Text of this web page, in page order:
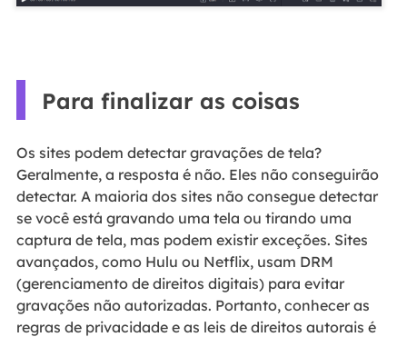
Para finalizar as coisas
Os sites podem detectar gravações de tela?
Geralmente, a resposta é não. Eles não conseguirão
detectar. A maioria dos sites não consegue detectar
se você está gravando uma tela ou tirando uma
captura de tela, mas podem existir exceções. Sites
avançados, como Hulu ou Netflix, usam DRM
(gerenciamento de direitos digitais) para evitar
gravações não autorizadas. Portanto, conhecer as
regras de privacidade e as leis de direitos autorais é